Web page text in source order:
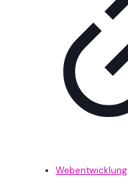
Webentwicklung